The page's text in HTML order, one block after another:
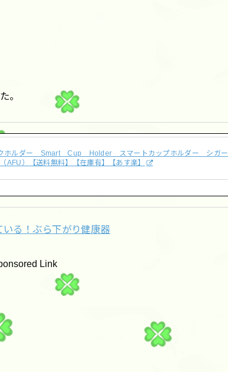
。
クホルダー Smart Cup Holder スマートカップホルダー シガー
）【送料無料】【在庫有】【あす楽】
いる！ぶら下がり健康器
Link